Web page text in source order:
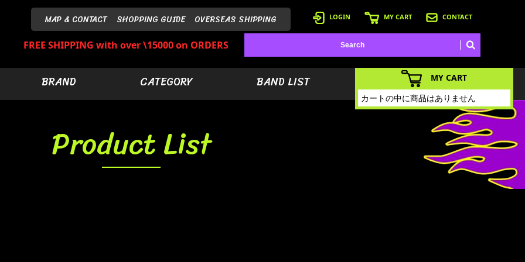
MAP & CONTACT SHOPPING GUIDE OVERSEAS SHIPPING LOGIN MY CART CONTACT
FREE SHIPPING with over \15000 on ORDERS
BRAND CATEGORY BAND LIST
Product List
MY CART
カートの中に商品はありません